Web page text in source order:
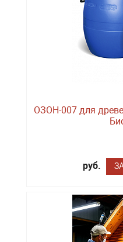
ОЗОН-007 для
руб.